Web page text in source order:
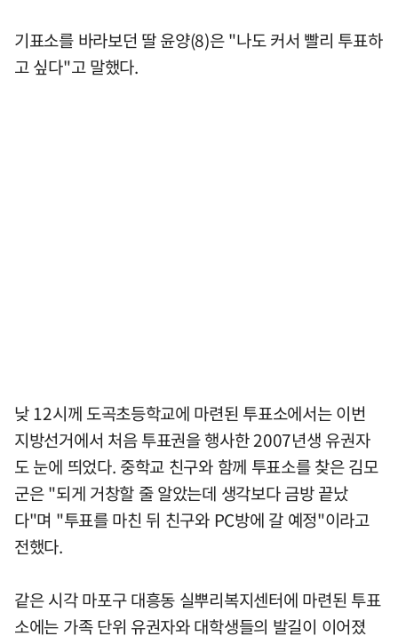
기표소를 바라보던 딸 윤양(8)은 "나도 커서 빨리 투표하
고 싶다"고 말했다.
낮 12시께 도곡초등학교에 마련된 투표소에서는 이번
지방선거에서 처음 투표권을 행사한 2007년생 유권자
도 눈에 띄었다. 중학교 친구와 함께 투표소를 찾은 김모
군은 "되게 거창할 줄 알았는데 생각보다 금방 끝났
다"며 "투표를 마친 뒤 친구와 PC방에 갈 예정"이라고
전했다.
같은 시각 마포구 대흥동 실뿌리복지센터에 마련된 투표
소에는 가족 단위 유권자와 대학생들의 발길이 이어졌